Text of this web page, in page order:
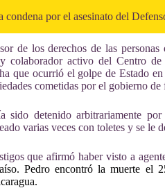
por el asesinato del
de los derechos de las
activo del Centro
que ocurrió el golpe de Estado
cometidas por el gobierno de
detenido arbitrariamente
varias veces con toletes y se le
que afirmó haber visto a
Pedro encontró la muerte el